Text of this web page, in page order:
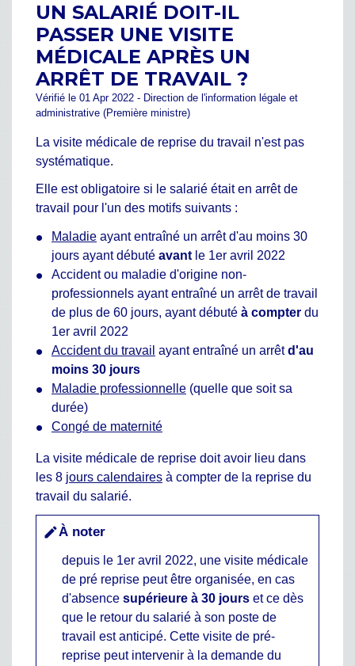
UN SALARIÉ DOIT-IL
PASSER UNE VISITE
MÉDICALE APRÈS UN
ARRÊT DE TRAVAIL ?
Vérifié le 01 Apr 2022 - Direction de l'information légale et
administrative (Première ministre)
La visite médicale de reprise du travail n'est pas
systématique.
Elle est obligatoire si le salarié était en arrêt de
travail pour l'un des motifs suivants :
Maladie ayant entraîné un arrêt d'au moins 30
jours ayant débuté avant le 1er avril 2022
Accident ou maladie d'origine non-
professionnels ayant entraîné un arrêt de travail
de plus de 60 jours, ayant débuté à compter du
1er avril 2022
Accident du travail ayant entraîné un arrêtd'au
moins 30 jours
Maladie professionnelle (quelle que soit sa
durée)
Congé de maternité
La visite médicale de reprise doit avoir lieu dans
les 8 jours calendaires à compter de la reprise du
travail du salarié.
editÀ noter
depuis le 1er avril 2022, une visite médicale
de pré reprise peut être organisée, en cas
d'absence supérieure à 30 jours et ce dès
que le retour du salarié à son poste de
travail est anticipé. Cette visite de pré-
reprise peut intervenir à la demande du